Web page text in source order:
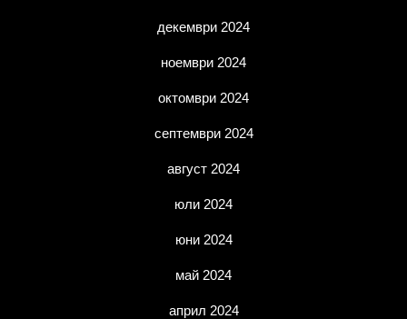
декември 2024
ноември 2024
октомври 2024
септември 2024
август 2024
юли 2024
юни 2024
май 2024
април 2024